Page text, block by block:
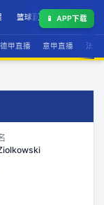
篮球直播 联赛积分
📱 APP下载
德甲直播 意甲直播 法甲